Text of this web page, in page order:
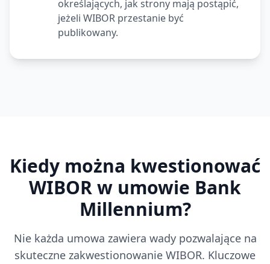
określających, jak strony mają postąpić,
jeżeli WIBOR przestanie być
publikowany.
Kiedy można kwestionować
WIBOR w umowie Bank
Millennium?
Nie każda umowa zawiera wady pozwalające na
skuteczne zakwestionowanie WIBOR. Kluczowe